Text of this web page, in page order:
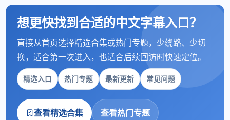
想更快找到合适的中文字幕入口？
直接从首页选择精选合集或热门专题，少绕路、少切
换，适合第一次进入，也适合后续回访时快速定位。
精选入口 热门专题 最新更新 常见问题
查看精选合集 查看热门专题